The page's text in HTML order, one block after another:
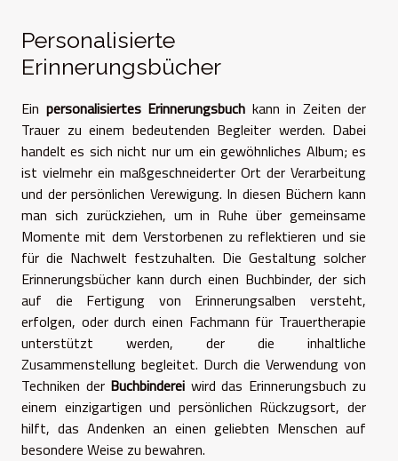
Personalisierte
Erinnerungsbücher
Ein personalisiertes Erinnerungsbuch kann in Zeiten der
Trauer zu einem bedeutenden Begleiter werden. Dabei
handelt es sich nicht nur um ein gewöhnliches Album; es
ist vielmehr ein maßgeschneiderter Ort der Verarbeitung
und der persönlichen Verewigung. In diesen Büchern kann
man sich zurückziehen, um in Ruhe über gemeinsame
Momente mit dem Verstorbenen zu reflektieren und sie
für die Nachwelt festzuhalten. Die Gestaltung solcher
Erinnerungsbücher kann durch einen Buchbinder, der sich
auf die Fertigung von Erinnerungsalben versteht,
erfolgen, oder durch einen Fachmann für Trauertherapie
unterstützt werden, der die inhaltliche
Zusammenstellung begleitet. Durch die Verwendung von
Techniken der Buchbinderei wird das Erinnerungsbuch zu
einem einzigartigen und persönlichen Rückzugsort, der
hilft, das Andenken an einen geliebten Menschen auf
besondere Weise zu bewahren.